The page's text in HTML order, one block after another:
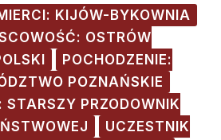
KIJÓW-BYKOWNIA
OSTRÓW
POCHODZENIE:
POZNAŃSKIE
STARSZY PRZODOWNIK
UCZESTNIK